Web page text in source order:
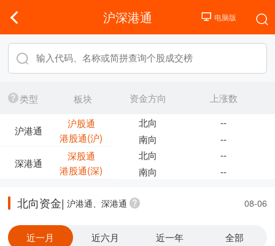
沪深港通
类型 板块
沪港通
沪股通
港股通(沪)
深港通
深股通
港股通(深)
资金方向
上涨数
北向
--
南向
--
北向
--
南向
--
北向资金| 沪港通、深港通 08-06
近一月 近六月 近一年 全部